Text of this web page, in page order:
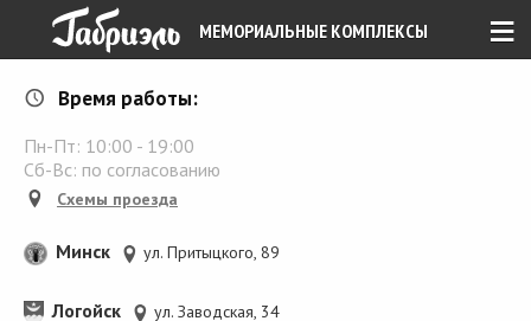
≡
МЕМОРИАЛЬНЫЕ КОМПЛЕКСЫ
Время работы:
Пн-Пт: 10:00 - 19:00
Сб-Вс: по согласованию
Схемы проезда
Минск ул. Притыцкого, 89
Логойск ул. Заводская, 34